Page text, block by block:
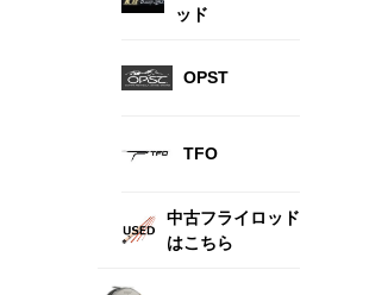
ッド
OPST
TFO
中古フライロッド
はこちら